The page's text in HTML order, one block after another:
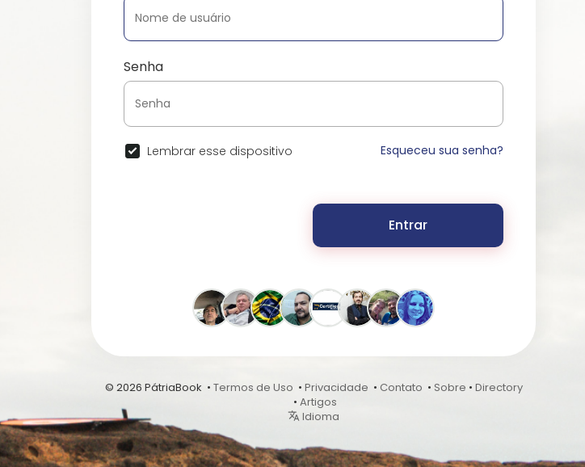
Senha
Lembrar esse dispositivo Esqueceu sua senha?
Entrar
© 2026 PátriaBook • Termos de Uso • Privacidade • Contato • Sobre • Directory
• Artigos
Idioma